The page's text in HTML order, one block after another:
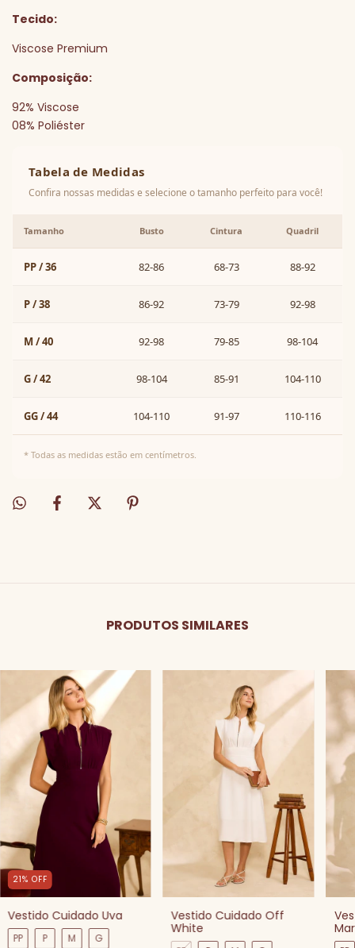
Tecido:
Viscose Premium
Composição:
92% Viscose
08% Poliéster
Tabela de Medidas
Confira nossas medidas e selecione o tamanho perfeito para você!
Tamanho Busto Cintura Quadril
PP / 36 82-86 68-73 88-92
P / 38 86-92 73-79 92-98
M / 40 92-98 79-85 98-104
G / 42 98-104 85-91 104-110
GG / 44 104-110 91-97 110-116
* Todas as medidas estão em centímetros.
PRODUTOS SIMILARES
21% OFF
Vestido Cuidado Uva
PP P M G
Vestido Cuidado Off
White